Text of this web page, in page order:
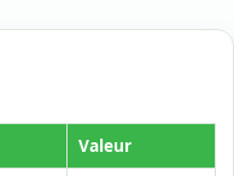
Valeur